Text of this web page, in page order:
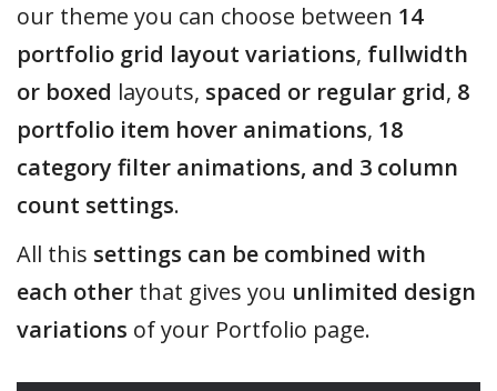
our theme you can choose between 14
portfolio grid layout variations, fullwidth
or boxed layouts, spaced or regular grid, 8
portfolio item hover animations, 18
category filter animations, and 3 column
count settings.
All this settings can be combined with
each other that gives you unlimited design
variations of your Portfolio page.